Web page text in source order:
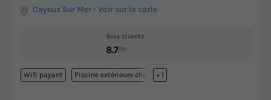
Cayeux Sur Mer -Voir sur la carte
Avis clients
8.7/10
Wifi payant Piscine extérieure chauffée
+ 1